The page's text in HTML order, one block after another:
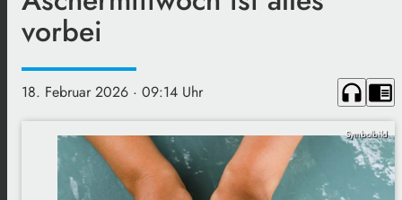
vorbei
18. Februar 2026 · 09:14 Uhr headphones chrome_reader_mode
Symbolbild